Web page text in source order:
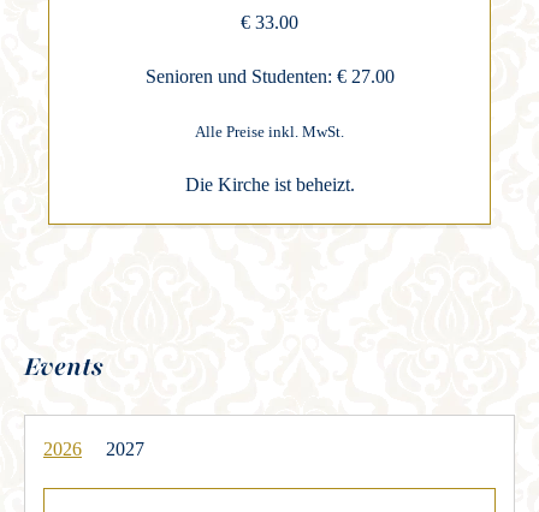
€ 33.00
Senioren und Studenten: € 27.00
Alle Preise inkl. MwSt.
Die Kirche ist beheizt.
Events
2026 2027